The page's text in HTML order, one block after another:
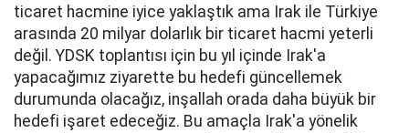
ticaret hacmine iyice yaklaştık ama Irak ile Türkiye
arasında 20 milyar dolarlık bir ticaret hacmi yeterli
değil. YDSK toplantısı için bu yıl içinde Irak'a
yapacağımız ziyarette bu hedefi güncellemek
durumunda olacağız, inşallah orada daha büyük bir
hedefi işaret edeceğiz. Bu amaçla Irak'a yönelik